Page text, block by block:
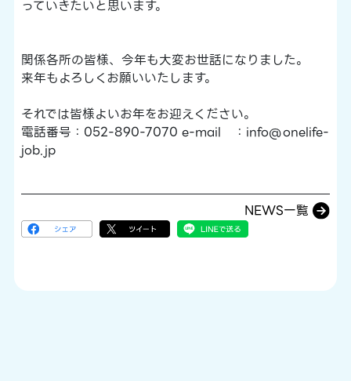
っていきたいと思います。
関係各所の皆様、今年も大変お世話になりました。
来年もよろしくお願いいたします。
それでは皆様よいお年をお迎えください。
電話番号：052-890-7070 e-mail ：info@onelife-
job.jp
NEWS一覧